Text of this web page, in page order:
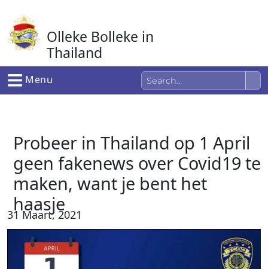
naar
de
inhoud
Olleke Bolleke in
Thailand
In Thailand
Menu
Probeer in Thailand op 1 April
geen fakenews over Covid19 te
maken, want je bent het
haasje
31 Maart, 2021